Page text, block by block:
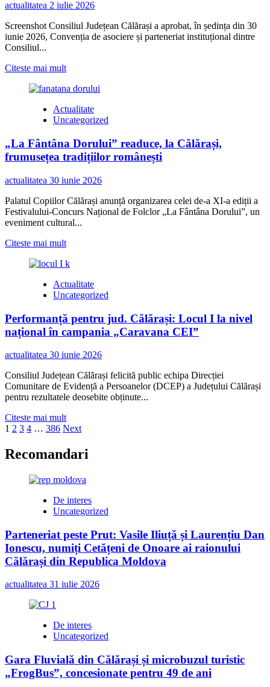
Stâlpilor
pentru
părintele
Gheorghe
din
Borcea
actualitatea 2 iulie 2026
Screenshot Consiliul Județean Călărași a aprobat, în ședința din 30
iunie 2026, Convenția de asociere și parteneriat instituțional dintre
Consiliul...
Citeste mai multRead
about
proiect
născut
performanță:
Centrul
„Respite
Care”
prinde
contur
la
Călărași
Actualitate
Uncategorized
„La Fântâna Dorului” readuce, la Călărași,
frumusețea tradițiilor românești
actualitatea 30 iunie 2026
Palatul Copiilor Călărași anunță organizarea celei de-a XI-a ediții a
Festivalului-Concurs Național de Folclor „La Fântâna Dorului”, un
eveniment cultural...
Citeste mai multRead
about
Fântâna
Dorului”
la
Călărași,
frumusețea
tradițiilor
românești
Actualitate
Uncategorized
Performanță pentru jud. Călărași: Locul I la nivel
național în campania „Caravana CEI”
actualitatea 30 iunie 2026
Consiliul Județean Călărași felicită public echipa Direcției
Comunitare de Evidență a Persoanelor (DCEP) a Județului Călărași
pentru rezultatele deosebite obținute...
Citeste mai multRead
more
Performanță
pentru
Călărași:
I
la
național
în
campania
„Caravana
CEI”
Paginație
articole
1 2 3 4 … 386 Next
Recomandari
De interes
Uncategorized
Parteneriat peste Prut: Vasile Iliuță și Laurențiu Dan
Ionescu, numiți Cetățeni de Onoare ai raionului
Călărași din Republica Moldova
actualitatea 31 iulie 2026
De interes
Uncategorized
Gara Fluvială din Călărași și microbuzul turistic
„FrogBus”, concesionate pentru 49 de ani